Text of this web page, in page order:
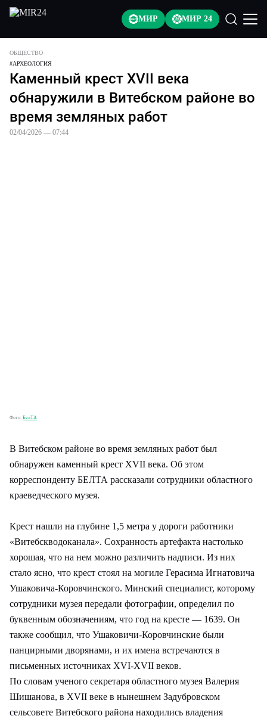
МИР МИР 24
ОБЩЕСТВО
#АРХЕОЛОГИЯ
Каменный крест XVII века
обнаружили в Витебском районе во
время земляных работ
02/04/2026 — 07:44
Фото: БелТА
В Витебском районе во время земляных работ был
обнаружен каменный крест XVII века. Об этом
корреспонденту БЕЛТА рассказали сотрудники областного
краеведческого музея.
Крест нашли на глубине 1,5 метра у дороги работники
«Витебскводоканала». Сохранность артефакта настолько
хорошая, что на нем можно различить надписи. Из них
стало ясно, что крест стоял на могиле Герасима Игнатовича
Ушаковича-Коровчинского. Минский специалист, которому
сотрудники музея передали фотографии, определил по
буквенным обозначениям, что год на кресте — 1639. Он
также сообщил, что Ушаковичи-Коровчинские были
панцирными дворянами, и их имена встречаются в
письменных источниках XVI-XVII веков.
По словам ученого секретаря областного музея Валерия
Шишанова, в XVII веке в нынешнем Задубровском
сельсовете Витебского района находились владения